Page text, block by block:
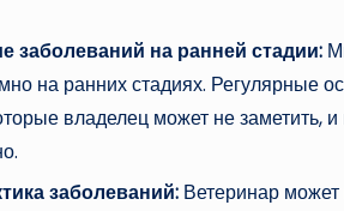
заболеваний на ранней стадии:
на ранних стадиях. Регулярные
владелец может не заметить,
заболеваний: Ветеринар